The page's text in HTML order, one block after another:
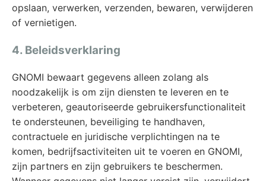
opslaan, verwerken, verzenden, bewaren, verwijderen
of vernietigen.
4. Beleidsverklaring
GNOMI bewaart gegevens alleen zolang als
noodzakelijk is om zijn diensten te leveren en te
verbeteren, geautoriseerde gebruikersfunctionaliteit
te ondersteunen, beveiliging te handhaven,
contractuele en juridische verplichtingen na te
komen, bedrijfsactiviteiten uit te voeren en GNOMI,
zijn partners en zijn gebruikers te beschermen.